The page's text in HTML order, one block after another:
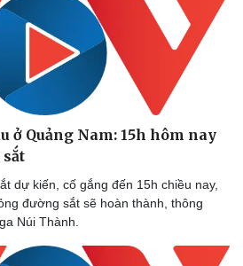
Đời sống
Blog
ở Quảng Nam: 15h hôm nay
dự kiến, cố gắng đến 15h chiều nay,
đường sắt sẽ hoàn thành, thông
Núi Thành.